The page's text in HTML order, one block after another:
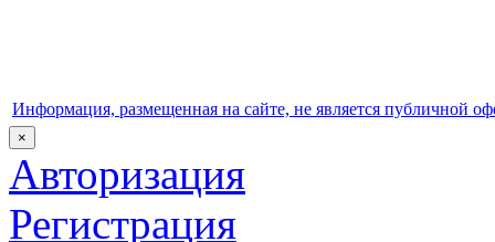
Информация, размещенная на сайте, не является публичной
×
Авторизация
Регистрация